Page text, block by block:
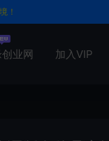
！
业网 加入VIP